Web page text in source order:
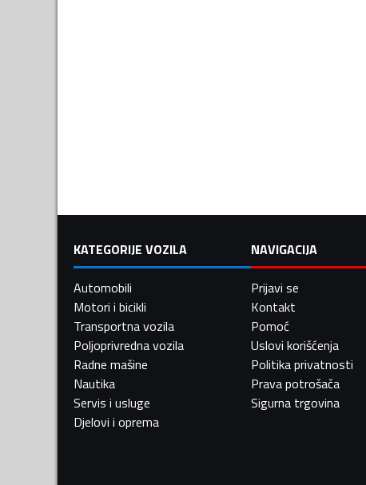
KATEGORIJE VOZILA
Automobili
Motori i bicikli
Transportna vozila
Poljoprivredna vozila
Radne mašine
Nautika
Servis i usluge
Djelovi i oprema
NAVIGACIJA
Prijavi se
Kontakt
Pomoć
Uslovi korišćenja
Politika privatnosti
Prava potrošača
Sigurna trgovina